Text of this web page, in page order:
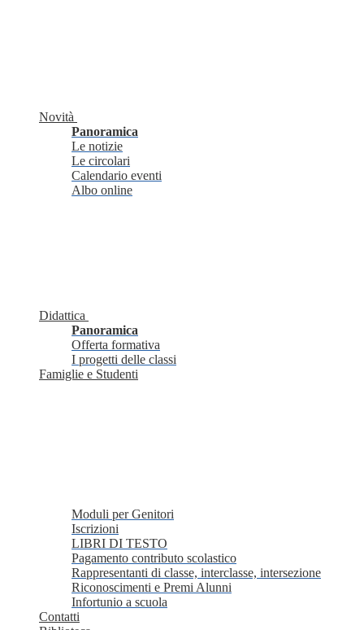
Novità
Panoramica
Le notizie
Le circolari
Calendario eventi
Albo online
Didattica
Panoramica
Offerta formativa
I progetti delle classi
Famiglie e Studenti
Moduli per Genitori
Iscrizioni
LIBRI DI TESTO
Pagamento contributo scolastico
Rappresentanti di classe, interclasse, intersezione
Riconoscimenti e Premi Alunni
Infortunio a scuola
Contatti